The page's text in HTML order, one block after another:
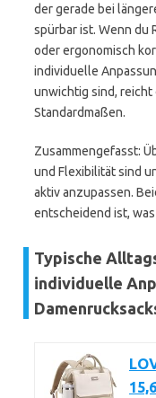
der gerade bei
spürbar ist. Wenn du
oder ergonomisch
individuelle
unwichtig sind,
Standardmaßen.
Zusammengefasst:
und Flexibilität sind
aktiv anzupassen.
entscheidend ist,
Typische
individuelle